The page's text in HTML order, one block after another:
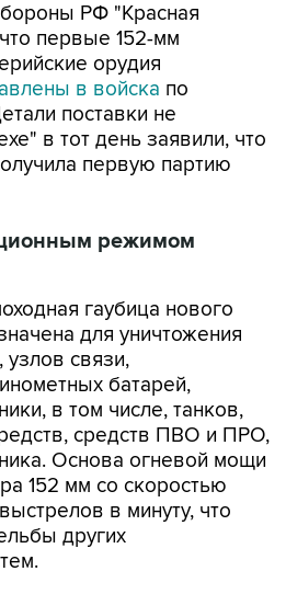
РФ "Красная
первые 152-мм
орудия
в войска по
поставки не
в тот день заявили, что
первую партию
режимом
гаубица нового
для уничтожения
узлов связи,
батарей,
в том числе, танков,
средств ПВО и ПРО,
Основа огневой мощи
152 мм со скоростью
в минуту, что
других